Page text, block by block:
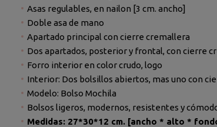
Asas regulables, en nailon [3 cm. ancho]
Doble asa de mano
Apartado principal con cierre cremallera
Dos apartados, posterior y frontal, con cierre
Forro interior en color crudo, logo
Interior: Dos bolsillos abiertos, mas uno con
Modelo: Bolso Mochila
Bolsos ligeros, modernos, resistentes y
Medidas: 27*30*12 cm. [ancho * alto *